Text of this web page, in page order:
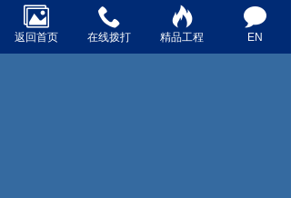
18
2021-09
金华市建筑工程质量标准化管理 暨红
返回首页 在线拨打 精品工程 EN